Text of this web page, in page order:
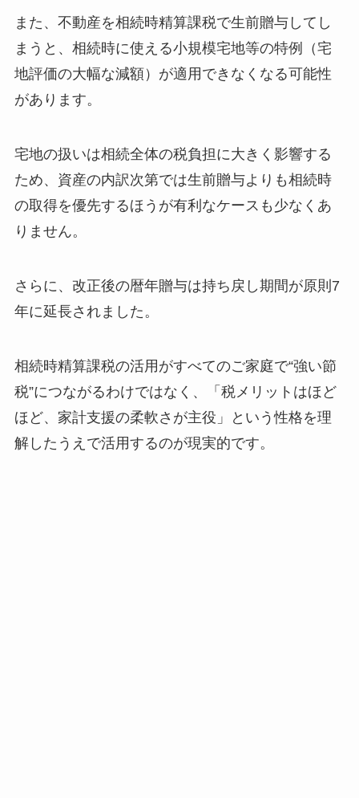
また、不動産を相続時精算課税で生前贈与してし
まうと、相続時に使える小規模宅地等の特例（宅
地評価の大幅な減額）が適用できなくなる可能性
があります。
宅地の扱いは相続全体の税負担に大きく影響する
ため、資産の内訳次第では生前贈与よりも相続時
の取得を優先するほうが有利なケースも少なくあ
りません。
さらに、改正後の暦年贈与は持ち戻し期間が原則7
年に延長されました。
相続時精算課税の活用がすべてのご家庭で“強い節
税”につながるわけではなく、「税メリットはほど
ほど、家計支援の柔軟さが主役」という性格を理
解したうえで活用するのが現実的です。